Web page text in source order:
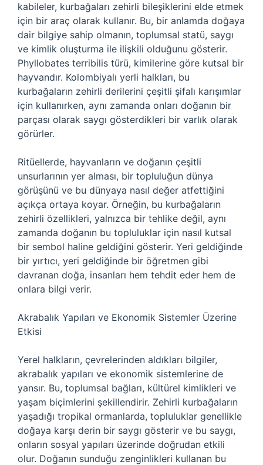
kabileler, kurbağaları zehirli bileşiklerini elde etmek
için bir araç olarak kullanır. Bu, bir anlamda doğaya
dair bilgiye sahip olmanın, toplumsal statü, saygı
ve kimlik oluşturma ile ilişkili olduğunu gösterir.
Phyllobates terribilis türü, kimilerine göre kutsal bir
hayvandır. Kolombiyalı yerli halkları, bu
kurbağaların zehirli derilerini çeşitli şifalı karışımlar
için kullanırken, aynı zamanda onları doğanın bir
parçası olarak saygı gösterdikleri bir varlık olarak
görürler.
Ritüellerde, hayvanların ve doğanın çeşitli
unsurlarının yer alması, bir topluluğun dünya
görüşünü ve bu dünyaya nasıl değer atfettiğini
açıkça ortaya koyar. Örneğin, bu kurbağaların
zehirli özellikleri, yalnızca bir tehlike değil, aynı
zamanda doğanın bu topluluklar için nasıl kutsal
bir sembol haline geldiğini gösterir. Yeri geldiğinde
bir yırtıcı, yeri geldiğinde bir öğretmen gibi
davranan doğa, insanları hem tehdit eder hem de
onlara bilgi verir.
Akrabalık Yapıları ve Ekonomik Sistemler Üzerine
Etkisi
Yerel halkların, çevrelerinden aldıkları bilgiler,
akrabalık yapıları ve ekonomik sistemlerine de
yansır. Bu, toplumsal bağları, kültürel kimlikleri ve
yaşam biçimlerini şekillendirir. Zehirli kurbağaların
yaşadığı tropikal ormanlarda, topluluklar genellikle
doğaya karşı derin bir saygı gösterir ve bu saygı,
onların sosyal yapıları üzerinde doğrudan etkili
olur. Doğanın sunduğu zenginlikleri kullanan bu